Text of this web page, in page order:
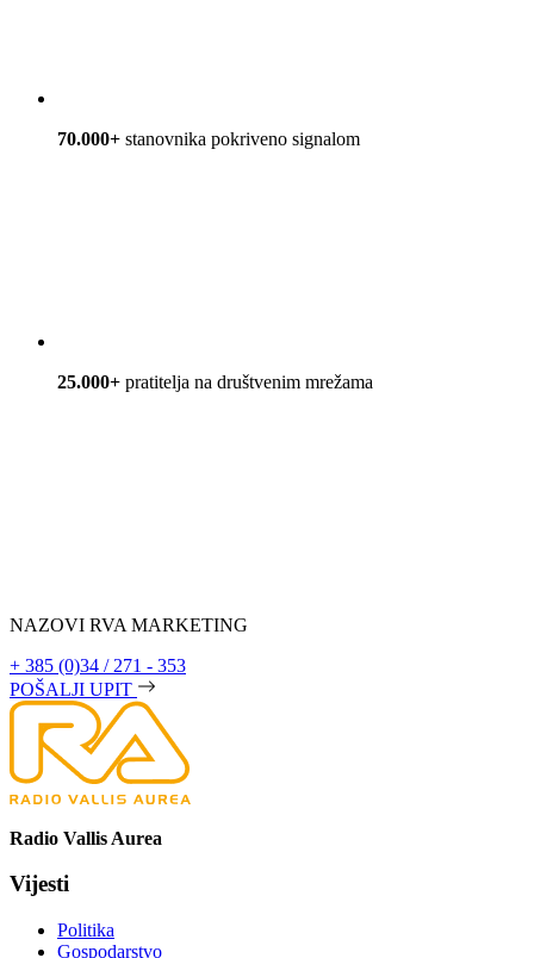
70.000+ stanovnika pokriveno signalom
25.000+ pratitelja na društvenim mrežama
NAZOVI RVA MARKETING
+ 385 (0)34 / 271 - 353
POŠALJI UPIT
Radio Vallis Aurea
Vijesti
Politika
Gospodarstvo